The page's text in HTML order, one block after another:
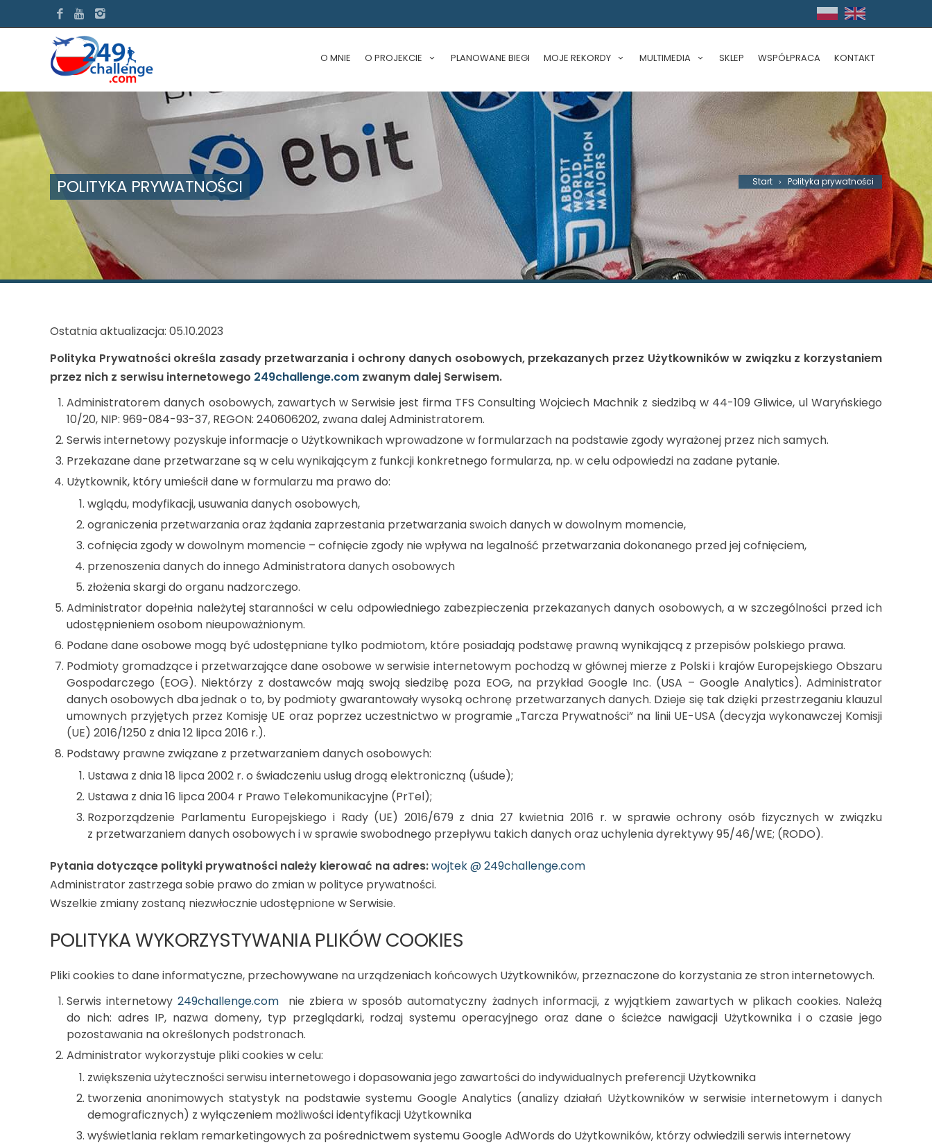
O MNIE O PROJEKCIE PLANOWANE BIEGI MOJE REKORDY MULTIMEDIA SKLEP WSPÓŁPRACA KONTAKT
Start Polityka prywatności
POLITYKA PRYWATNOŚCI
Ostatnia aktualizacja: 05.10.2023
Polityka Prywatności określa zasady przetwarzania i ochrony danych osobowych, przekazanych przez Użytkowników w związku z korzystaniem
przez nich z serwisu internetowego 249challenge.com zwanym dalej Serwisem.
Administratorem danych osobowych, zawartych w Serwisie jest firma TFS Consulting Wojciech Machnik z siedzibą w 44-109 Gliwice, ul Waryńskiego
10/20, NIP: 969-084-93-37, REGON: 240606202, zwana dalej Administratorem.
Serwis internetowy pozyskuje informacje o Użytkownikach wprowadzone w formularzach na podstawie zgody wyrażonej przez nich samych.
Przekazane dane przetwarzane są w celu wynikającym z funkcji konkretnego formularza, np. w celu odpowiedzi na zadane pytanie.
Użytkownik, który umieścił dane w formularzu ma prawo do:
wglądu, modyfikacji, usuwania danych osobowych,
ograniczenia przetwarzania oraz żądania zaprzestania przetwarzania swoich danych w dowolnym momencie,
cofnięcia zgody w dowolnym momencie – cofnięcie zgody nie wpływa na legalność przetwarzania dokonanego przed jej cofnięciem,
przenoszenia danych do innego Administratora danych osobowych
złożenia skargi do organu nadzorczego.
Administrator dopełnia należytej staranności w celu odpowiedniego zabezpieczenia przekazanych danych osobowych, a w szczególności przed ich
udostępnieniem osobom nieupoważnionym.
Podane dane osobowe mogą być udostępniane tylko podmiotom, które posiadają podstawę prawną wynikającą z przepisów polskiego prawa.
Podmioty gromadzące i przetwarzające dane osobowe w serwisie internetowym pochodzą w głównej mierze z Polski i krajów Europejskiego Obszaru
Gospodarczego (EOG). Niektórzy z dostawców mają swoją siedzibę poza EOG, na przykład Google Inc. (USA – Google Analytics). Administrator
danych osobowych dba jednak o to, by podmioty gwarantowały wysoką ochronę przetwarzanych danych. Dzieje się tak dzięki przestrzeganiu klauzul
umownych przyjętych przez Komisję UE oraz poprzez uczestnictwo w programie „Tarcza Prywatności” na linii UE-USA (decyzja wykonawczej Komisji
(UE) 2016/1250 z dnia 12 lipca 2016 r.).
Podstawy prawne związane z przetwarzaniem danych osobowych:
Ustawa z dnia 18 lipca 2002 r. o świadczeniu usług drogą elektroniczną (uśude);
Ustawa z dnia 16 lipca 2004 r Prawo Telekomunikacyjne (PrTel);
Rozporządzenie Parlamentu Europejskiego i Rady (UE) 2016/679 z dnia 27 kwietnia 2016 r. w sprawie ochrony osób fizycznych w związku
z przetwarzaniem danych osobowych i w sprawie swobodnego przepływu takich danych oraz uchylenia dyrektywy 95/46/WE; (RODO).
Pytania dotyczące polityki prywatności należy kierować na adres:wojtek @ 249challenge.com
Administrator zastrzega sobie prawo do zmian w polityce prywatności.
Wszelkie zmiany zostaną niezwłocznie udostępnione w Serwisie.
POLITYKA WYKORZYSTYWANIA PLIKÓW COOKIES
Pliki cookies to dane informatyczne, przechowywane na urządzeniach końcowych Użytkowników, przeznaczone do korzystania ze stron internetowych.
Serwis internetowy249challenge.com nie zbiera w sposób automatyczny żadnych informacji, z wyjątkiem zawartych w plikach cookies. Należą
do nich: adres IP, nazwa domeny, typ przeglądarki, rodzaj systemu operacyjnego oraz dane o ścieżce nawigacji Użytkownika i o czasie jego
pozostawania na określonych podstronach.
Administrator wykorzystuje pliki cookies w celu:
zwiększenia użyteczności serwisu internetowego i dopasowania jego zawartości do indywidualnych preferencji Użytkownika
tworzenia anonimowych statystyk na podstawie systemu Google Analytics (analizy działań Użytkowników w serwisie internetowym i danych
demograficznych) z wyłączeniem możliwości identyfikacji Użytkownika
wyświetlania reklam remarketingowych za pośrednictwem systemu Google AdWords do Użytkowników, którzy odwiedzili serwis internetowy